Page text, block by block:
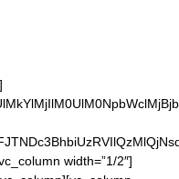
width=”1/2″]